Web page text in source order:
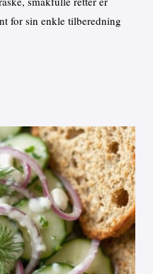
for sin enkle tilberedning